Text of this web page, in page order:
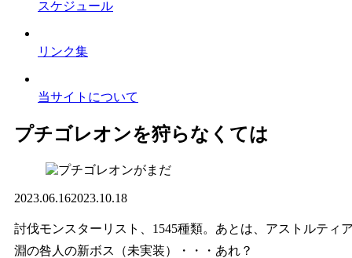
スケジュール
リンク集
当サイトについて
プチゴレオンを狩らなくては
2023.06.162023.10.18
討伐モンスターリスト、1545種類。あとは、アストルティ
淵の咎人の新ボス（未実装）・・・あれ？